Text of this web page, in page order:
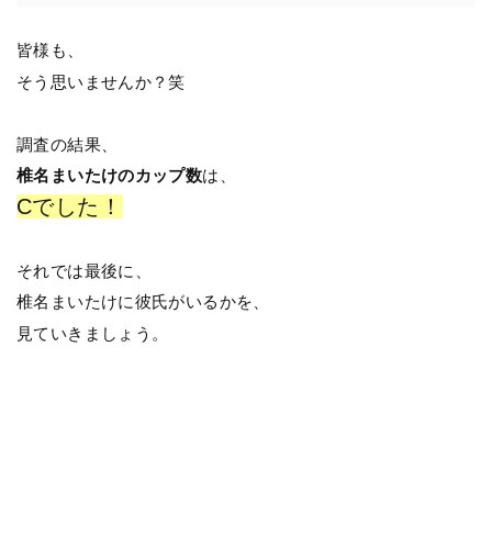
皆様も、
そう思いませんか？笑
調査の結果、
椎名まいたけのカップ数は、
Cでした！
それでは最後に、
椎名まいたけに彼氏がいるかを、
見ていきましょう。